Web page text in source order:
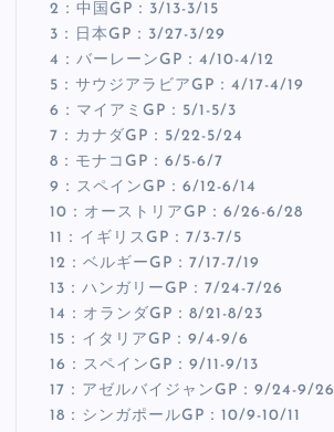
2：中国GP：3/13-3/15
3：日本GP：3/27-3/29
4：バーレーンGP：4/10-4/12
5：サウジアラビアGP：4/17-4/19
6：マイアミGP：5/1-5/3
7：カナダGP：5/22-5/24
8：モナコGP：6/5-6/7
9：スペインGP：6/12-6/14
10：オーストリアGP：6/26-6/28
11：イギリスGP：7/3-7/5
12：ベルギーGP：7/17-7/19
13：ハンガリーGP：7/24-7/26
14：オランダGP：8/21-8/23
15：イタリアGP：9/4-9/6
16：スペインGP：9/11-9/13
17：アゼルバイジャンGP：9/24-9/26
18：シンガポールGP：10/9-10/11